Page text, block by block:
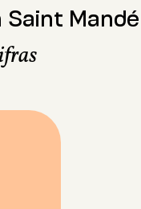
Mandé